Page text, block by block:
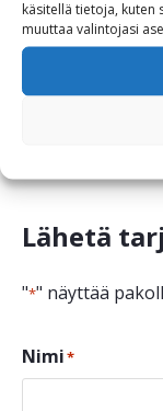
käsitellä tietoja, kuten
muuttaa valintojasi
Maa-
Lähetä
"*" näyttää
Nimi*